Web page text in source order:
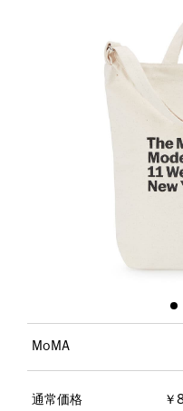
MoMA
通常価格
￥